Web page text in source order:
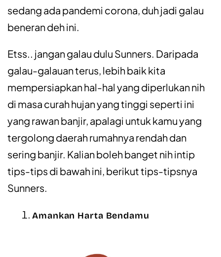
sedang ada pandemi corona, duh jadi galau
beneran deh ini.
Etss.. jangan galau dulu Sunners. Daripada
galau-galauan terus, lebih baik kita
mempersiapkan hal-hal yang diperlukan nih
di masa curah hujan yang tinggi seperti ini
yang rawan banjir, apalagi untuk kamu yang
tergolong daerah rumahnya rendah dan
sering banjir. Kalian boleh banget nih intip
tips-tips di bawah ini, berikut tips-tipsnya
Sunners.
Amankan Harta Bendamu